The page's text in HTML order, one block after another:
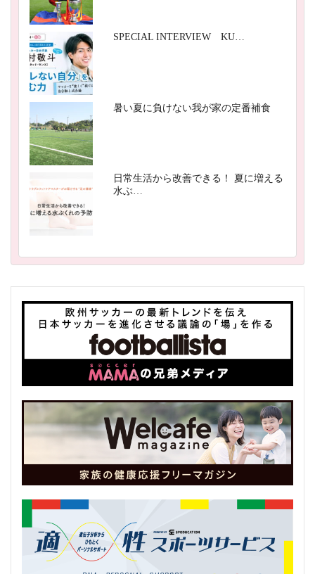
SPECIAL INTERVIEW KU…
暑い夏に負けない我が家の定番補食
日常生活から改善できる！ 夏に増える
水ぶ…